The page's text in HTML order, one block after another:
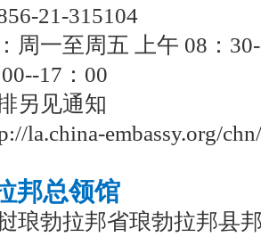
21-315104
一至周五 上午 08：
17：00
见通知
la.china-embassy.org/chn/
邦总领馆
勃拉邦省琅勃拉邦县